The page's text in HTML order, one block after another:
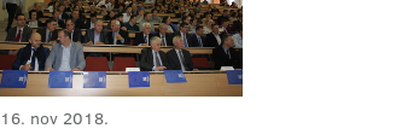
16. nov 2018.